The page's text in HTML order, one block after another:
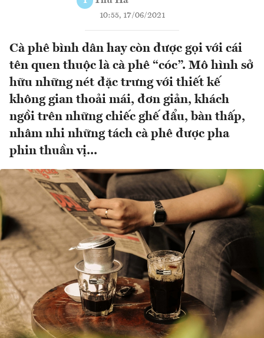
10:55, 17/06/2021
Cà phê bình dân hay còn được gọi với cái
tên quen thuộc là cà phê “cóc”. Mô hình sở
hữu những nét đặc trưng với thiết kế
không gian thoải mái, đơn giản, khách
ngồi trên những chiếc ghế đẩu, bàn thấp,
nhâm nhi những tách cà phê được pha
phin thuần vị...